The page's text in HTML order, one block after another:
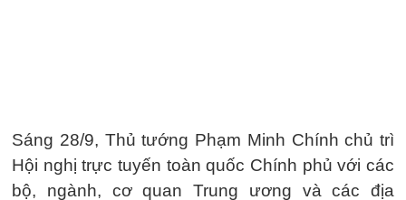
Sáng 28/9, Thủ tướng Phạm Minh Chính chủ trì
Hội nghị trực tuyến toàn quốc Chính phủ với các
bộ, ngành, cơ quan Trung ương và các địa